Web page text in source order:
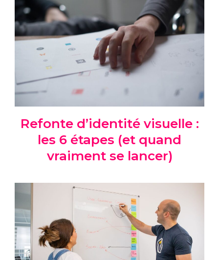
Refonte d’identité visuelle :
les 6 étapes (et quand
vraiment se lancer)